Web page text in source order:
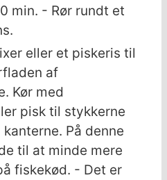
min. - Rør rundt et
eller et piskeris til
af
Kør med
pisk til stykkerne
På denne
til at minde mere
fiskekød. - Det er